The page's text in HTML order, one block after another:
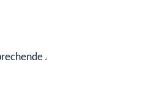
Änderung der Eintragung